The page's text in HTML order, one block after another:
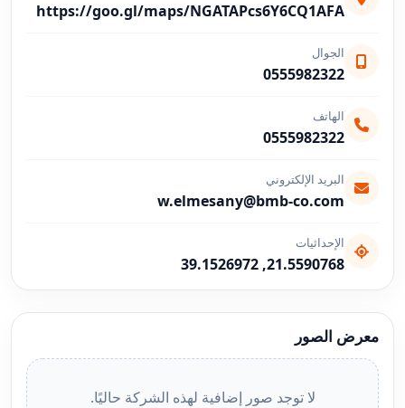
https://goo.gl/maps/NGATAPcs6Y6CQ1AFA
الجوال
0555982322
الهاتف
0555982322
البريد الإلكتروني
w.elmesany@bmb-co.com
الإحداثيات
21.5590768, 39.1526972
معرض الصور
لا توجد صور إضافية لهذه الشركة حاليًا.